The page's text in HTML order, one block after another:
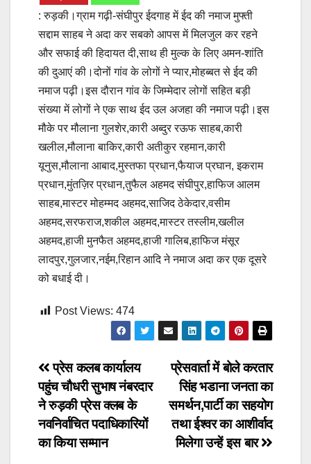
: रुड़की।ग्राम गढ़ी-संघीपुर ईदगाह में ईद की नमाज मुफ्ती
सद्दाम साहब ने अदा कर सबको आपस में मिलजुल कर रहने
और सफाई की हिदायत दी,साथ ही मुल्क के लिए अमन-शांति
की दुआएं की।दोनों गांव के लोगों ने प्यार,मोहब्बत से ईद की
नमाज पढ़ी।इस दौरान गांव के जिम्मेदार लोगों सहित बड़ी
संख्या में लोगों ने एक साथ ईद उल अजहा की नमाज पढ़ी।इस
मौके पर मौलाना गुलशेर,कारी अब्दुर रऊफ साहब,कारी
खलील,मौलाना बाकिर,कारी अतीकुर रहमान,कारी
यूनुस,मौलाना आबाद,मुस्तफा प्रधान,फैयाज प्रघान, इकराम
प्रधान,मुंतज़िर प्रधान,तुफैल अहमद संघीपुर,हाफिज आलम
साहब,मास्टर मोहम्मद अहमद,साजिद ठेकेदार,वसीम
अहमद,सरफराज,शकील अहमद,मास्टर तस्लीम,खलील
अहमद,हाजी मुनफैत अहमद,हाजी गालिब,हाफिज मंसूर
लादपुर,गुलजार,नईम,रिहान आदि ने नमाज अदा कर एक दूसरे
को बधाई दी।
Post Views: 474
Post
navigation
प्रेसवार्ता में बोले करतार
सिंह भडाना जनता का
समर्थन,पार्टी का सहयोग
तथा ईश्वर का आशीर्वाद
मिलेगा उन्हें इस बार
प्रेस कलब कार्यालय
पहुंच चौधरी सुभाष नंबरदार
ने रुड़की प्रेस क्लब के
नवनिर्वाचित पदाधिकारियों
का किया सम्मान